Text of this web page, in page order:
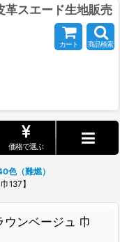
革スエード生地販売
カート 商品検索
価格で選ぶ
色（難燃）
137】
ンベージュ 巾